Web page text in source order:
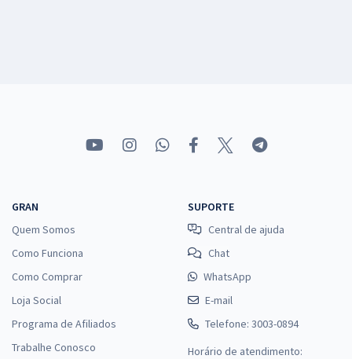
GRAN
Quem Somos
Como Funciona
Como Comprar
Loja Social
Programa de Afiliados
Trabalhe Conosco
SUPORTE
Central de ajuda
Chat
WhatsApp
E-mail
Telefone: 3003-0894
Horário de atendimento: